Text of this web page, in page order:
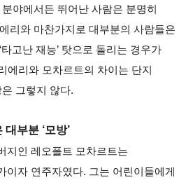
야에서든 뛰어난 사람은 분명히
리와 마찬가지로 대부분의 사람들은
고난 재능’ 탓으로 돌리는 경우가
에리와 모차르트의 차이는 단지
그렇지 않다.
부분 ‘모방’
지인 레오폴트 모차르트는
이자 연주자였다. 그는 어린이들에게